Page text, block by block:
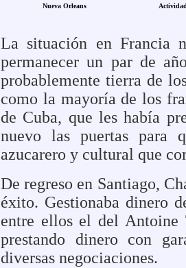
Nueva Orleans
La situación en Francia
permanecer un par de
probablemente tierra de
como la mayoría de los
de Cuba, que les había
nuevo las puertas para
azucarero y cultural que
De regreso en Santiago,
éxito. Gestionaba dinero
entre ellos el del Antoine
prestando dinero con
diversas negociaciones.